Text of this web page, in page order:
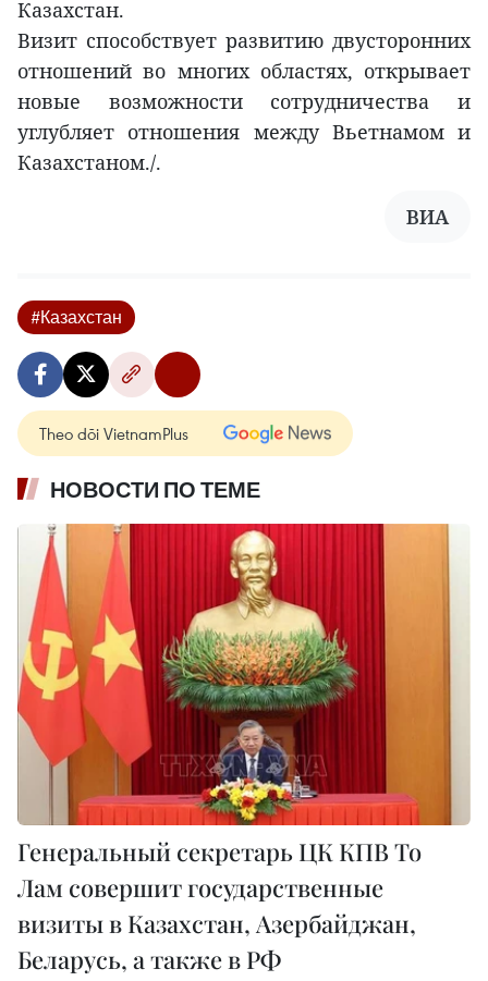
Казахстан.
Визит способствует развитию двусторонних
отношений во многих областях, открывает
новые возможности сотрудничества и
углубляет отношения между Вьетнамом и
Казахстаном./.
ВИА
#Казахстан
Theo dõi VietnamPlus
НОВОСТИ ПО ТЕМЕ
Генеральный секретарь ЦК КПВ То
Лам совершит государственные
визиты в Казахстан, Азербайджан,
Беларусь, а также в РФ